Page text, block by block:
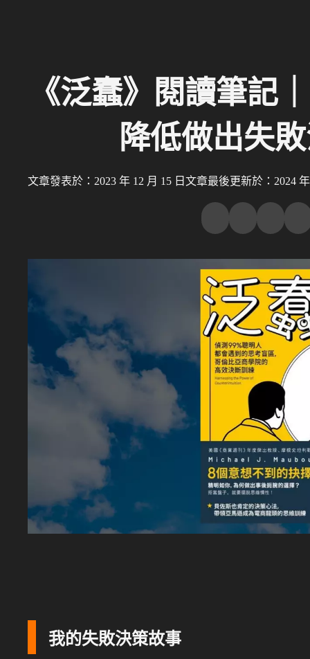
《泛蠢》閱讀筆記
降低做出失
文章發表於：2023 年 12 月 15 日 文章最後更新於：2024
我的失敗決策故事